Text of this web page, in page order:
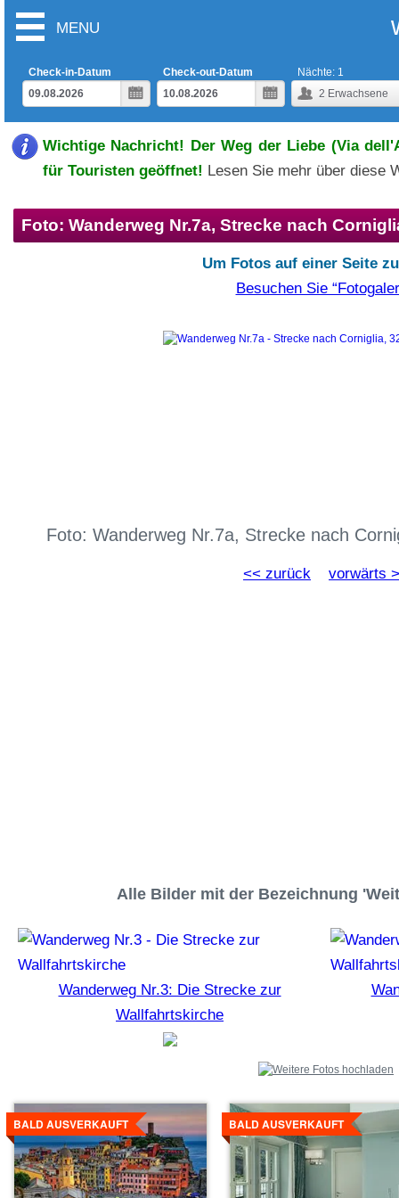
MENU
Check-in-Datum
Check-out-Datum
2 Erwachsene
Nächte: 1
Wichtige Nachricht! Der Weg der Liebe (Via
für Touristen geöffnet! Lesen Sie mehr über diese
Foto: Wanderweg Nr.7a, Strecke nach
Um Fotos auf einer Seite
Besuchen Sie
Foto: Wanderweg Nr.7a, Strecke nach
<< zurück vorwärts
Alle Bilder mit der Bezeichnung
Wanderweg Nr.3: Die Strecke zur
Wallfahrtskirche
BALD AUSVERKAUFT
Details
ansehen BALD AUSVERKAUFT
Details
ansehen